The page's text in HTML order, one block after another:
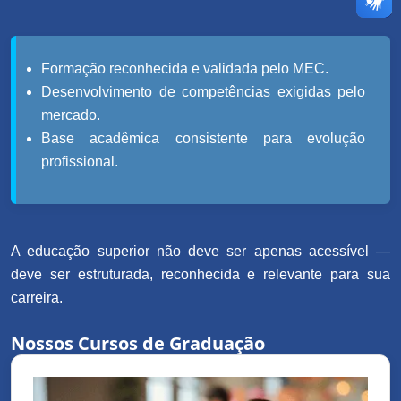
Formação reconhecida e validada pelo MEC.
Desenvolvimento de competências exigidas pelo
mercado.
Base acadêmica consistente para evolução
profissional.
A educação superior não deve ser apenas acessível —
deve ser estruturada, reconhecida e relevante para sua
carreira.
Nossos Cursos de Graduação